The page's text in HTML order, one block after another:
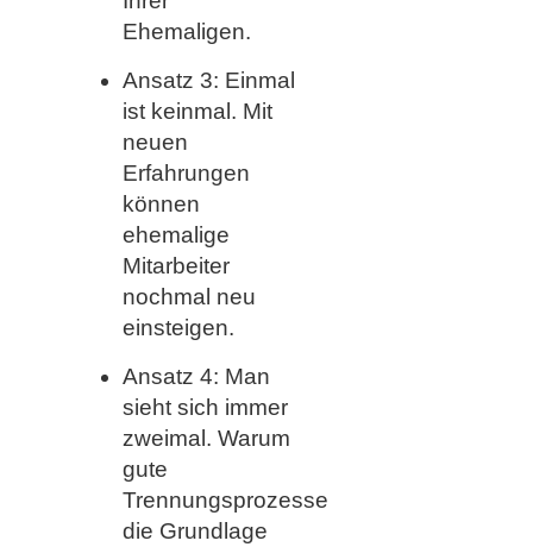
Ehemaligen.
Ansatz 3: Einmal
ist keinmal. Mit
neuen
Erfahrungen
können
ehemalige
Mitarbeiter
nochmal neu
einsteigen.
Ansatz 4: Man
sieht sich immer
zweimal. Warum
gute
Trennungsprozesse
die Grundlage